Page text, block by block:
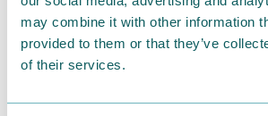
may combine it with other information
provided to them or that they’ve
of their services.